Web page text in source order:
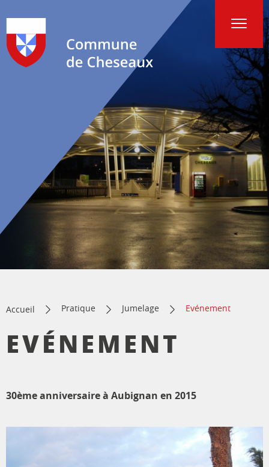
Accueil Pratique Jumelage Evénement
EVÉNEMENT
30ème anniversaire à Aubignan en 2015